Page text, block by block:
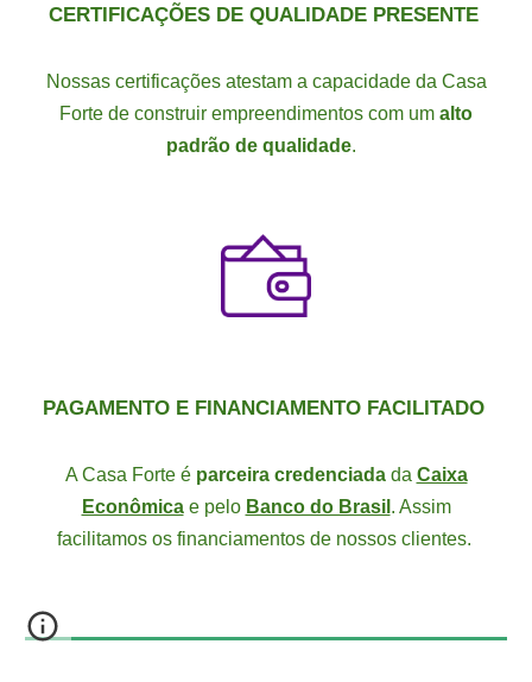
CERTIFICAÇÕES DE QUALIDADE PRESENTE
Nossas certificações atestam a capacidade da Casa
Forte de construir empreendimentos com um alto
padrão de qualidade.
PAGAMENTO E FINANCIAMENTO FACILITADO
A Casa Forte é parceira credenciadada Caixa
Econômicae pelo Banco do Brasil . Assim
facilitamos os financiamentos de nossos clientes.